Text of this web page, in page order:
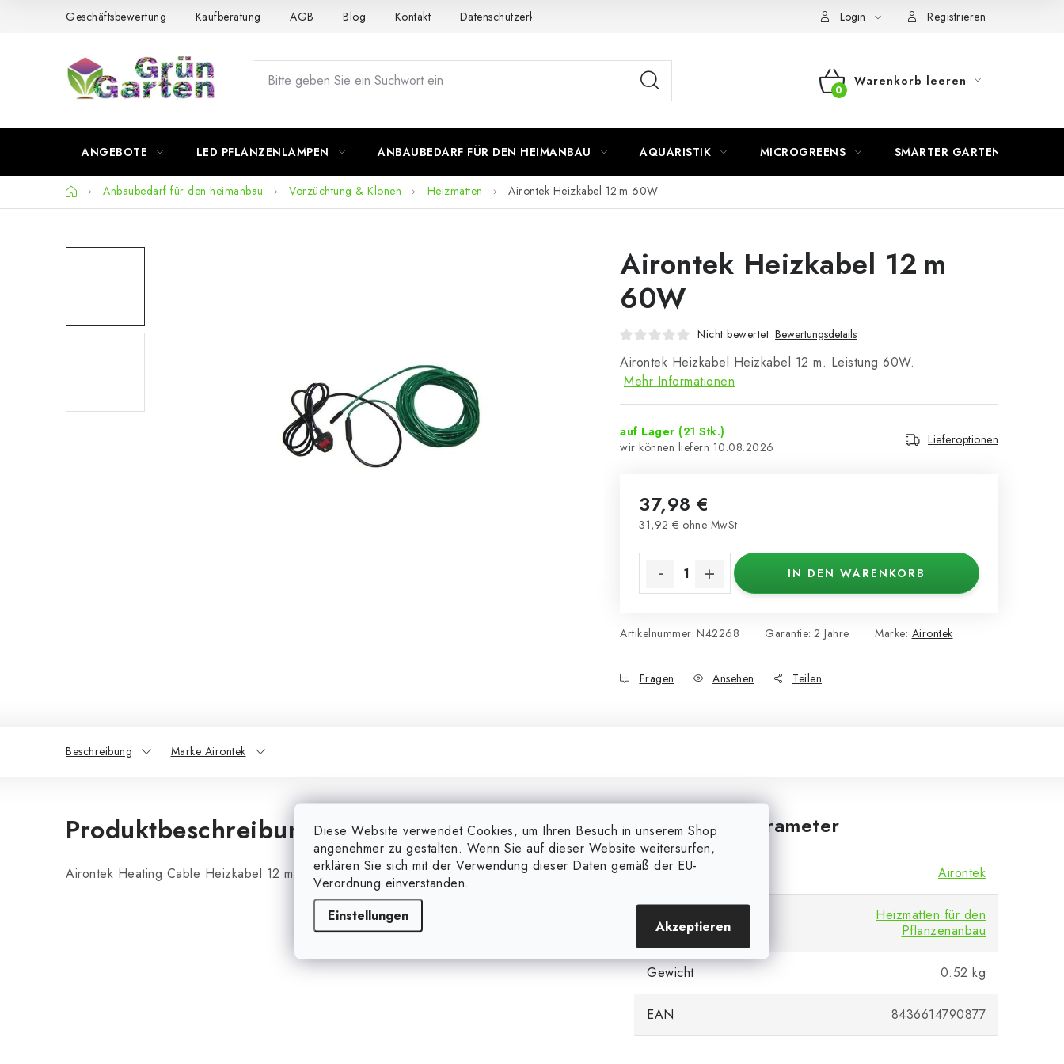
Diese Website verwendet Cookies, um Ihren Besuch in unserem Shop
angenehmer zu gestalten. Wenn Sie auf dieser Website weitersurfen,
erklären Sie sich mit der Verwendung dieser Daten gemäß der EU-
Verordnung einverstanden.
Einstellungen
Akzeptieren
Geschäftsbewertung Kaufberatung AGB Blog Kontakt Datenschutzerklärung Login Registrieren
WARENKORB
Warenkorb leeren
ANGEBOTE LED PFLANZENLAMPEN ANBAUBEDARF FÜR DEN HEIMANBAU AQUARISTIK MICROGREENS SMARTER GARTEN
StartseiteAnbaubedarf für den heimanbau Vorzüchtung & Klonen Heizmatten Airontek Heizkabel 12 m 60W
Airontek Heizkabel 12 m
60W
Nicht bewertet Bewertungsdetails
Airontek Heizkabel Heizkabel 12 m. Leistung 60W.
Mehr Informationen
auf Lager (21 Stk.)
10.08.2026
Lieferoptionen
37,98 €
31,92 € ohne MwSt.
IN DEN WARENKORB
Artikelnummer: N42268 Marke: Airontek
Garantie: 2 Jahre
Fragen Ansehen Teilen
Beschreibung Marke Airontek
Produktbeschreibung
Airontek Heating Cable Heizkabel 12 m. Leistung 60W.
Zusätzliche Parameter
Markieren Airontek
Kategorie
Heizmatten für den
Pflanzenanbau
Gewicht 0.52 kg
EAN 8436614790877